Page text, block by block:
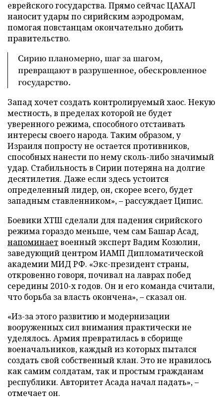
еврейского государства. Прямо сейчас ЦАХАЛ
наносит удары по сирийским аэродромам,
помогая повстанцам окончательно добить
правительство.
Сирию планомерно, шаг за шагом,
превращают в разрушенное, обескровленное
государство.
Запад хочет создать контролируемый хаос. Некую
местность, в пределах которой не будет
уверенного режима, способного отстаивать
интересы своего народа. Таким образом, у
Израиля попросту не остается противников,
способных нанести по нему сколь-либо значимый
удар. Стабильность в Сирии потеряна на долгие
десятилетия. Даже если здесь устоится
определенный лидер, он, скорее всего, будет
западным ставленником», – рассуждает Ципис.
Боевики ХТШ сделали для падения сирийского
режима гораздо меньше, чем сам Башар Асад,
напоминаетвоенный эксперт Вадим Козюлин,
заведующий центром ИАМП Дипломатической
академии МИД РФ. «Экс-президент страны,
откровенно говоря, почивал на лаврах побед
середины 2010-х годов. Он и его команда считали,
что борьба за власть окончена», – сказал он.
«Из-за этого развитию и модернизации
вооруженных сил внимания практически не
уделялось. Армия превратилась в сборище
военачальников, каждый из которых пытался
создать свой собственный клан. Это не нравилось
как самим солдатам, так и простым гражданам
республики. Авторитет Асада начал падать», –
отмечает он.